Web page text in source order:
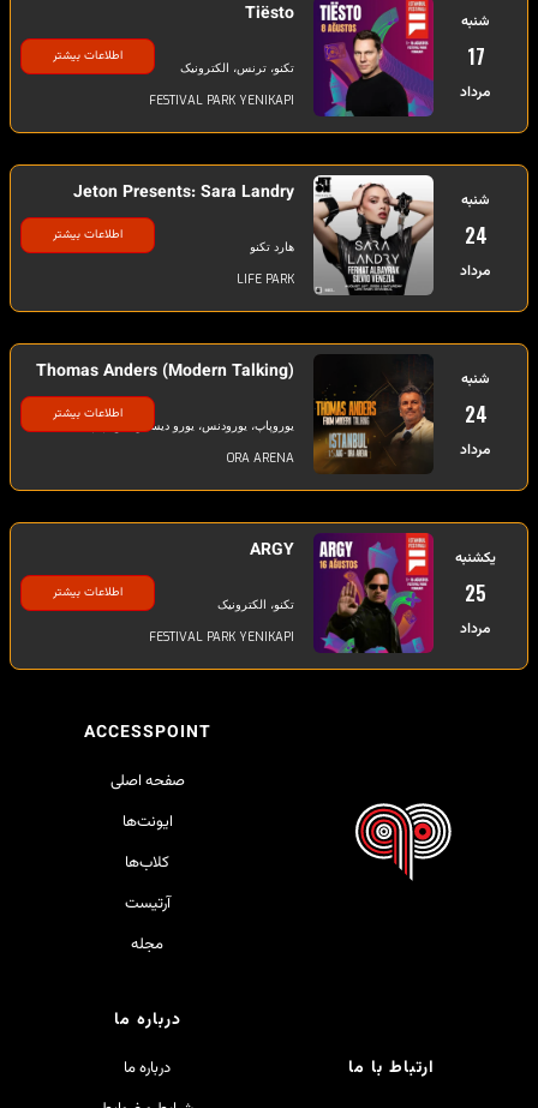
شنبه
17
مرداد
Tiësto
تکنو، ترنس، الکترونیک
FESTIVAL PARK YENIKAPI
اطلاعات بیشتر
شنبه
24
مرداد
Jeton Presents: Sara Landry
هارد تکنو
LIFE PARK
اطلاعات بیشتر
شنبه
24
مرداد
Thomas Anders (Modern Talking)
یوروپاپ، یورودنس، یورو دیسکودنس، پاپ
ORA ARENA
اطلاعات بیشتر
یکشنبه
25
مرداد
ARGY
تکنو، الکترونیک
FESTIVAL PARK YENIKAPI
اطلاعات بیشتر
ACCESSPOINT
صفحه اصلی
ایونت‌ها
کلاب‌ها
آرتیست
مجله
ارتباط با ما
درباره ما
درباره ما